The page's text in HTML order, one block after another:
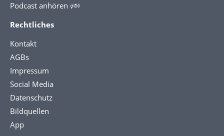
Podcast anhören 🕬
Rechtliches
Kontakt
AGBs
Impressum
Social Media
Datenschutz
Bildquellen
App